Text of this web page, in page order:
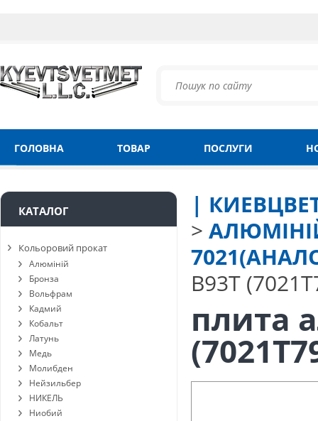
ГОЛОВНА ТОВАР ПОСЛУГИ
|
>
В93Т
плита
КАТАЛОГ
Кольоровий прокат
Алюміній
Бронза
Вольфрам
Кадмий
Кобальт
Латунь
Медь
Молибден
Нейзильбер
НИКЕЛЬ
Ниобий